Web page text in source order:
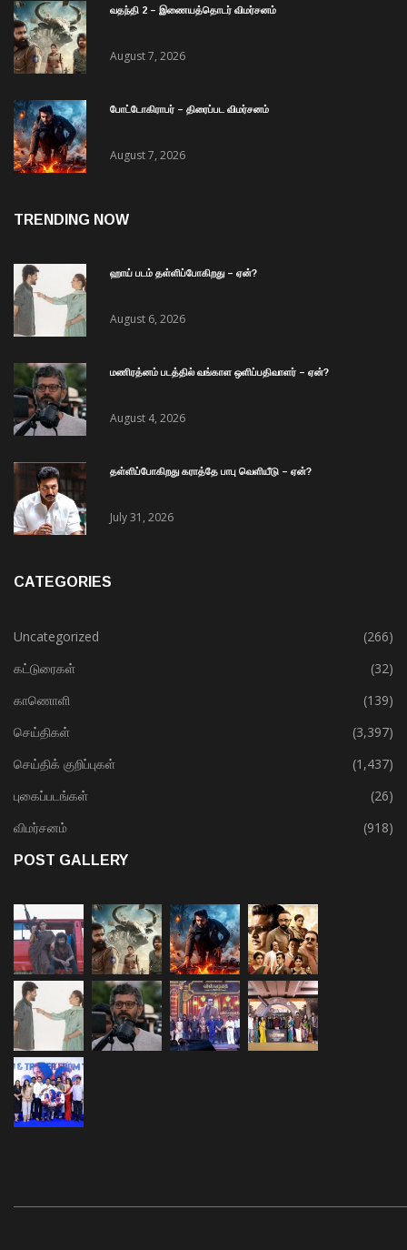
வதந்தி 2 – இணையத்தொடர் விமர்சனம்
August 7, 2026
போட்டோகிராபர் – திரைப்பட விமர்சனம்
August 7, 2026
TRENDING NOW
ஹாய் படம் தள்ளிப்போகிறது – ஏன்?
August 6, 2026
மணிரத்னம் படத்தில் வங்காள ஒளிப்பதிவாளர் – ஏன்?
August 4, 2026
தள்ளிப்போகிறது கராத்தே பாபு வெளியீடு – ஏன்?
July 31, 2026
CATEGORIES
Uncategorized
(266)
கட்டுரைகள்
(32)
காணொளி
(139)
செய்திகள்
(3,397)
செய்திக் குறிப்புகள்
(1,437)
புகைப்படங்கள்
(26)
விமர்சனம்
(918)
POST GALLERY